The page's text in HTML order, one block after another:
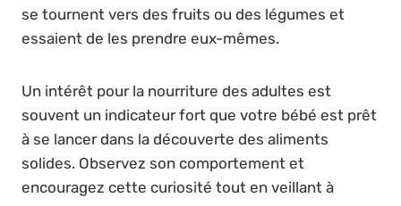
se tournent vers des fruits ou des légumes et
essaient de les prendre eux-mêmes.
Un intérêt pour la nourriture des adultes est
souvent un indicateur fort que votre bébé est prêt
à se lancer dans la découverte des aliments
solides. Observez son comportement et
encouragez cette curiosité tout en veillant à